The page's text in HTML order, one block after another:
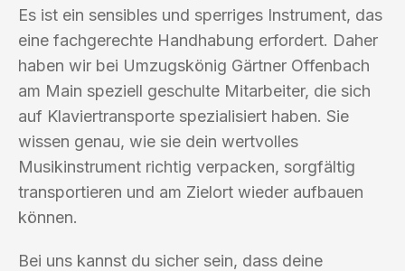
Es ist ein sensibles und sperriges Instrument, das
eine fachgerechte Handhabung erfordert. Daher
haben wir bei Umzugskönig Gärtner Offenbach
am Main speziell geschulte Mitarbeiter, die sich
auf Klaviertransporte spezialisiert haben. Sie
wissen genau, wie sie dein wertvolles
Musikinstrument richtig verpacken, sorgfältig
transportieren und am Zielort wieder aufbauen
können.
Bei uns kannst du sicher sein, dass deine